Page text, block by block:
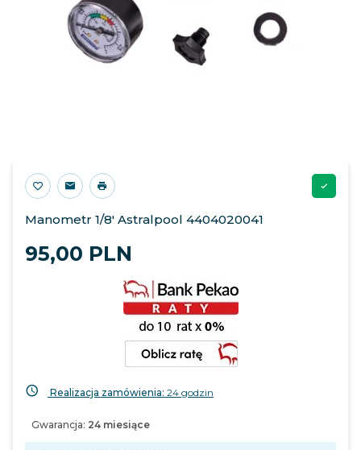
Manometr 1/8' Astralpool 4404020041
95,00 PLN
Realizacja zamówienia: 24 godzin
Gwarancja: 24 miesiące